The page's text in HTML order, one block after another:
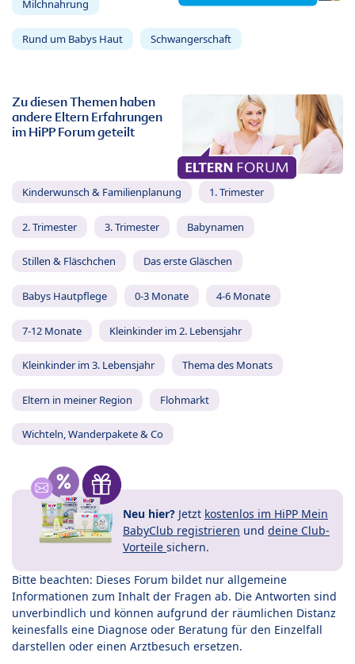
Milchnahrung
Rund um Babys Haut Schwangerschaft
Zu diesen Themen haben
andere Eltern Erfahrungen
im HiPP Forum geteilt
Kinderwunsch & Familienplanung 1. Trimester
2. Trimester 3. Trimester Babynamen
Stillen & Fläschchen Das erste Gläschen
Babys Hautpflege 0-3 Monate 4-6 Monate
7-12 Monate Kleinkinder im 2. Lebensjahr
Kleinkinder im 3. Lebensjahr Thema des Monats
Eltern in meiner Region Flohmarkt
Wichteln, Wanderpakete & Co
Neu hier? Jetzt kostenlos im HiPP Mein
BabyClub registrieren und deine Club-
Vorteile sichern.
Bitte beachten: Dieses Forum bildet nur allgemeine
Informationen zum Inhalt der Fragen ab. Die Antworten sind
unverbindlich und können aufgrund der räumlichen Distanz
keinesfalls eine Diagnose oder Beratung für den Einzelfall
darstellen oder einen Arztbesuch ersetzen.